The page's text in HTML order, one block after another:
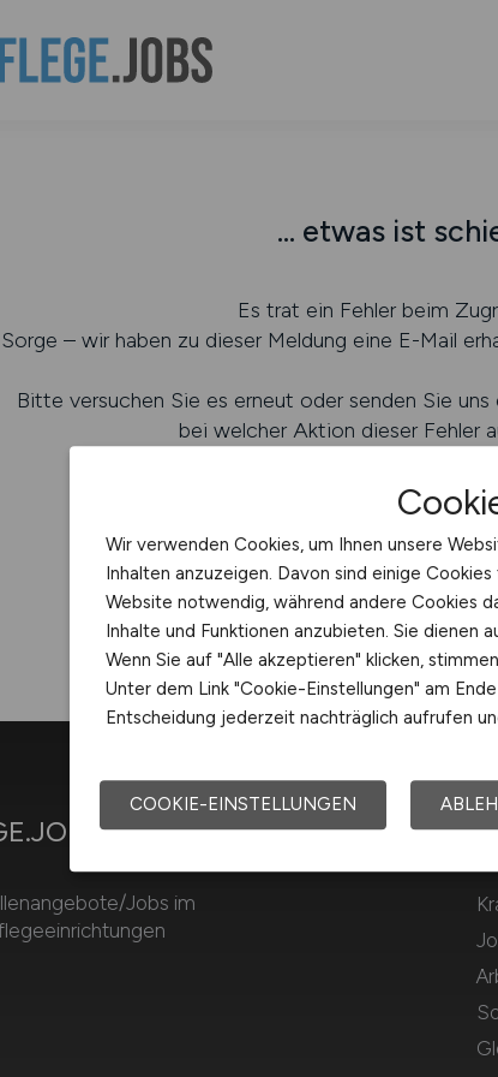
... etwas ist
Es trat ein Fehler beim
– wir haben zu dieser Meldung eine E-Mail
Bitte versuchen Sie es erneut oder senden Sie
bei welcher Aktion dieser Fehler
Jobs im
Wir verwenden Cookies, um Ihnen unsere
Inhalten anzuzeigen. Davon sind einige
Website notwendig, während andere Cookies
Inhalte und Funktionen anzubieten. Sie dienen
Wenn Sie auf "Alle akzeptieren" klicken,
Unter dem Link "Cookie-Einstellungen" am
Entscheidung jederzeit nachträglich aufrufen
COOKIE-EINSTELLUNGEN